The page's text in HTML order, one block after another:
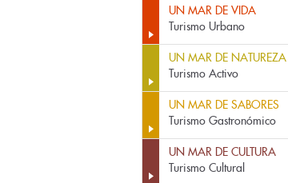
UN MAR DE VIDA
Turismo Urbano
UN MAR DE NATUREZA
Turismo Activo
UN MAR DE SABORES
Turismo Gastronómico
UN MAR DE CULTURA
Turismo Cultural